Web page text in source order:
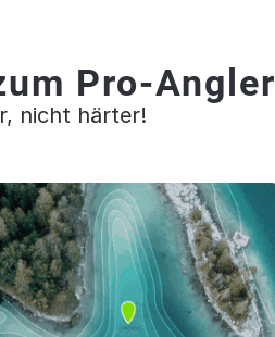
Pro-
nicht härter!